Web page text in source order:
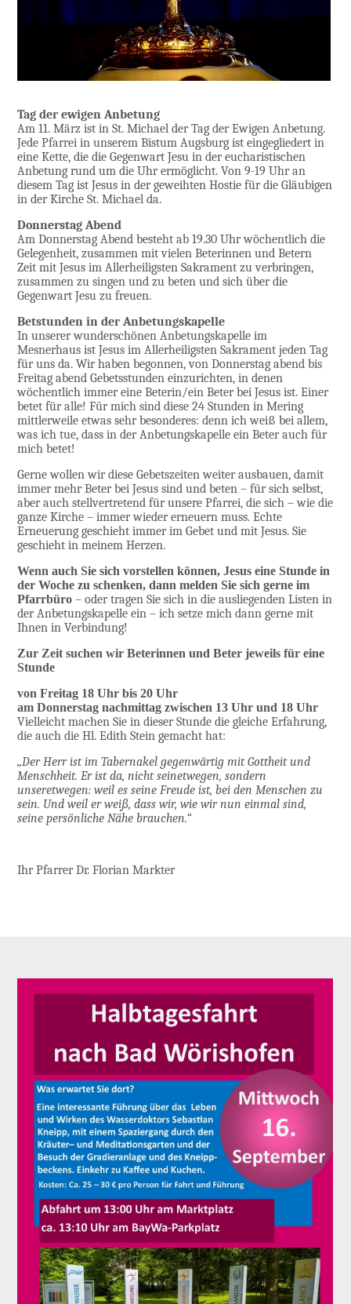
Tag der ewigen Anbetung
Am 11. März ist in St. Michael der Tag der Ewigen Anbetung.
Jede Pfarrei in unserem Bistum Augsburg ist eingegliedert in
eine Kette, die die Gegenwart Jesu in der eucharistischen
Anbetung rund um die Uhr ermöglicht. Von 9-19 Uhr an
diesem Tag ist Jesus in der geweihten Hostie für die Gläubigen
in der Kirche St. Michael da.
Donnerstag Abend
Am Donnerstag Abend besteht ab 19.30 Uhr wöchentlich die
Gelegenheit, zusammen mit vielen Beterinnen und Betern
Zeit mit Jesus im Allerheiligsten Sakrament zu verbringen,
zusammen zu singen und zu beten und sich über die
Gegenwart Jesu zu freuen.
Betstunden in der Anbetungskapelle
In unserer wunderschönen Anbetungskapelle im
Mesnerhaus ist Jesus im Allerheiligsten Sakrament jeden Tag
für uns da. Wir haben begonnen, von Donnerstag abend bis
Freitag abend Gebetsstunden einzurichten, in denen
wöchentlich immer eine Beterin/ein Beter bei Jesus ist. Einer
betet für alle! Für mich sind diese 24 Stunden in Mering
mittlerweile etwas sehr besonderes: denn ich weiß bei allem,
was ich tue, dass in der Anbetungskapelle ein Beter auch für
mich betet!
Gerne wollen wir diese Gebetszeiten weiter ausbauen, damit
immer mehr Beter bei Jesus sind und beten – für sich selbst,
aber auch stellvertretend für unsere Pfarrei, die sich – wie die
ganze Kirche – immer wieder erneuern muss. Echte
Erneuerung geschieht immer im Gebet und mit Jesus. Sie
geschieht in meinem Herzen.
Wenn auch Sie sich vorstellen können, Jesus eine Stunde in
der Woche zu schenken, dann melden Sie sich gerne im
Pfarrbüro – oder tragen Sie sich in die ausliegenden Listen in
der Anbetungskapelle ein – ich setze mich dann gerne mit
Ihnen in Verbindung!
Zur Zeit suchen wir Beterinnen und Beter jeweils für eine
Stunde
von Freitag 18 Uhr bis 20 Uhr
am Donnerstag nachmittag zwischen 13 Uhr und 18 Uhr
Vielleicht machen Sie in dieser Stunde die gleiche Erfahrung,
die auch die Hl. Edith Stein gemacht hat:
„Der Herr ist im Tabernakel gegenwärtig mit Gottheit und
Menschheit. Er ist da, nicht seinetwegen, sondern
unseretwegen: weil es seine Freude ist, bei den Menschen zu
sein. Und weil er weiß, dass wir, wie wir nun einmal sind,
seine persönliche Nähe brauchen.“
Ihr Pfarrer Dr. Florian Markter